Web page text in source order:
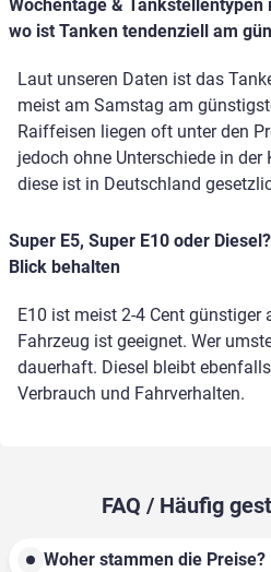
Wochentage & Tankstellentypen
wo ist Tanken tendenziell am
Laut unseren Daten ist das
meist am Samstag am
Raiffeisen liegen oft unter den
jedoch ohne Unterschiede in
diese ist in Deutschland
Super E5, Super E10 oder
Blick behalten
E10 ist meist 2-4 Cent günstiger
Fahrzeug ist geeignet. Wer
dauerhaft. Diesel bleibt
Verbrauch und Fahrverhalten.
FAQ / Häufig
Woher stammen die Preise?